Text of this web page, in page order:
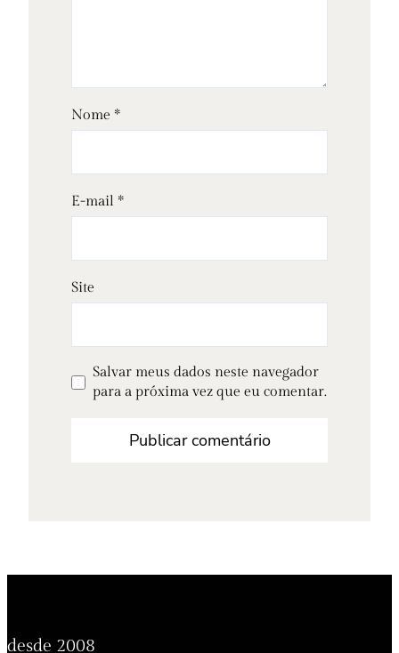
Nome *
E-mail *
Site
Salvar meus dados neste navegador
para a próxima vez que eu comentar.
desde 2008